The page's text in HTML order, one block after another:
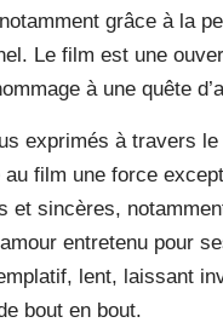
grâce à la
Le film est une
à une quête
exprimés à travers
film une force
et sincères,
entretenu pour
lent, laissant
bout en bout.